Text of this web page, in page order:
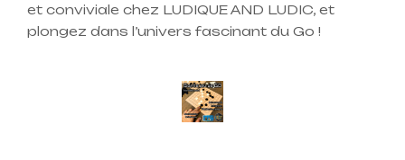
et conviviale chez LUDIQUE AND LUDIC, et
plongez dans l’univers fascinant du Go !